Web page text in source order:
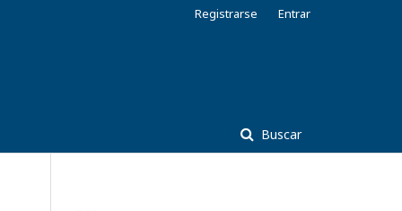
Buscar
Registrarse Entrar